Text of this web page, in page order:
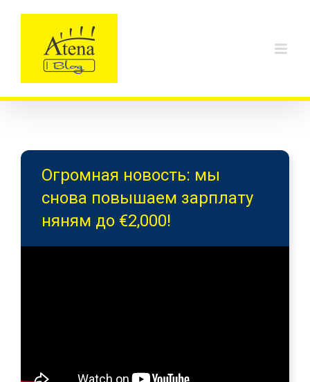
Огромная новость: мы
снова повышаем зарплату
няням до €2,000!